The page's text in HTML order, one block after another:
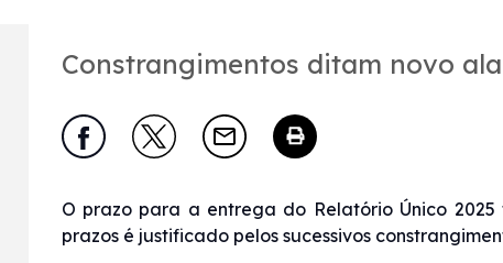
Constrangimentos ditam novo
O prazo para a entrega do Relatório Único
prazos é justificado pelos sucessivos